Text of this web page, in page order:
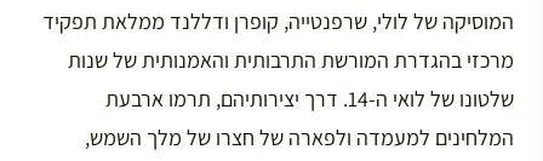
המוסיקה של לולי, שרפנטייה, קופרן ודללנד ממלאת תפקיד
מרכזי בהגדרת המורשת התרבותית והאמנותית של שנות
שלטונו של לואי ה-14. דרך יצירותיהם, תרמו ארבעת
המלחינים למעמדה ולפארה של חצרו של מלך השמש,